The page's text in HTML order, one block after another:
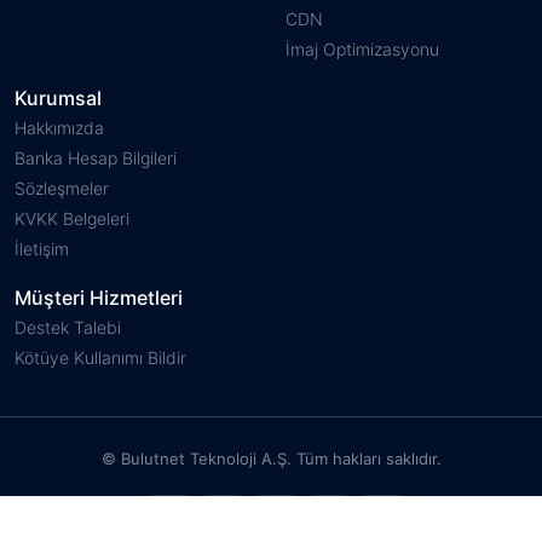
CDN
İmaj Optimizasyonu
Kurumsal
Hakkımızda
Banka Hesap Bilgileri
Sözleşmeler
KVKK Belgeleri
İletişim
Müşteri Hizmetleri
Destek Talebi
Kötüye Kullanımı Bildir
© Bulutnet Teknoloji A.Ş. Tüm hakları saklıdır.